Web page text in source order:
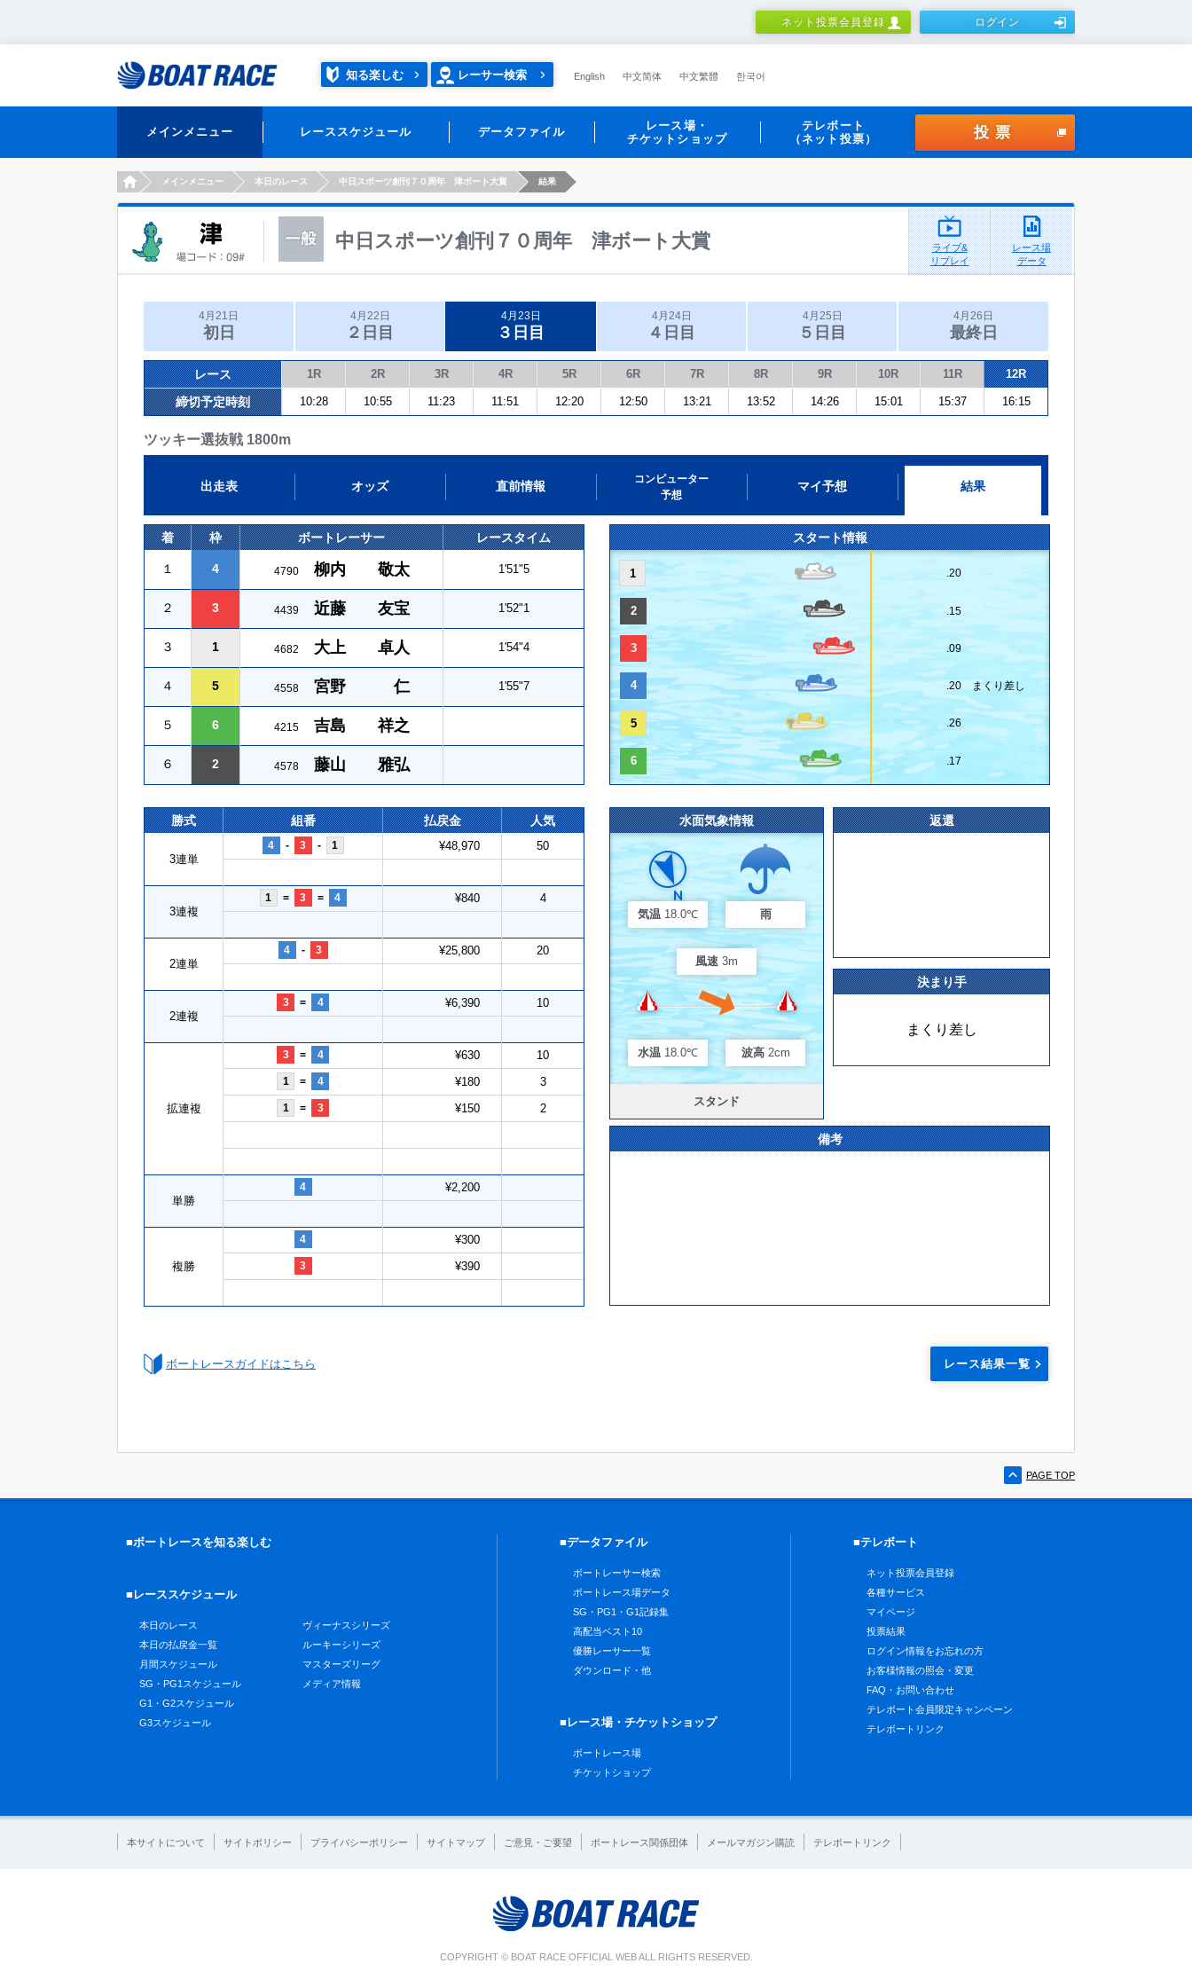
ネット投票会員登録 ログイン
知る楽しむ レーサー検索 English 中文简体 中文繁體 한국어
メインメニュー レーススケジュール データファイル
レース場・
チケットショップ
テレボート
（ネット投票）
投票
HOMEメインメニュー 本日のレース 中日スポーツ創刊７０周年 津ボート大賞 結果
中日スポーツ創刊７０周年 津ボート大賞
ライブ&
リプレイ
レース場
データ
4月21日
初日
4月22日
２日目
4月23日
３日目
4月24日
４日目
4月25日
５日目
4月26日
最終日
レース 1R 2R 3R 4R 5R 6R 7R 8R 9R 10R 11R 12R
締切予定時刻 10:28 10:55 11:23 11:51 12:20 12:50 13:21 13:52 14:26 15:01 15:37 16:15
ツッキー選抜戦 1800m
出走表 オッズ 直前情報
コンピューター
予想
マイ予想 結果
着 枠 ボートレーサー レースタイム
１ 4 4790 柳内 敬太 1'51"5
２ 3 4439 近藤 友宝 1'52"1
３ 1 4682 大上 卓人 1'54"4
４ 5 4558 宮野 仁 1'55"7
５ 6 4215 吉島 祥之
６ 2 4578 藤山 雅弘
スタート情報
1 .20
2 .15
3 .09
4 .20 まくり差し
5 .26
6 .17
勝式 組番 払戻金 人気
3連単
4 - 3 - 1 ¥48,970 50
3連複
1 = 3 = 4 ¥840 4
2連単
4 - 3 ¥25,800 20
2連複
3 = 4 ¥6,390 10
拡連複
3 = 4 ¥630 10
1 = 4 ¥180 3
1 = 3 ¥150 2
単勝
4 ¥2,200
複勝
4 ¥300
3 ¥390
水面気象情報
気温 18.0℃ 雨
風速 3m
水温 18.0℃ 波高 2cm
スタンド
返還
決まり手
まくり差し
備考
ボートレースガイドはこちら レース結果一覧
PAGE TOP
■ボートレースを知る楽しむ
■レーススケジュール
本日のレース
本日の払戻金一覧
月間スケジュール
SG・PG1スケジュール
G1・G2スケジュール
G3スケジュール
ヴィーナスシリーズ
ルーキーシリーズ
マスターズリーグ
メディア情報
■データファイル
ボートレーサー検索
ボートレース場データ
SG・PG1・G1記録集
高配当ベスト10
優勝レーサー一覧
ダウンロード・他
■レース場・チケットショップ
ボートレース場
チケットショップ
■テレボート
ネット投票会員登録
各種サービス
マイページ
投票結果
ログイン情報をお忘れの方
お客様情報の照会・変更
FAQ・お問い合わせ
テレボート会員限定キャンペーン
テレボートリンク
本サイトについて サイトポリシー プライバシーポリシー サイトマップ ご意見・ご要望 ボートレース関係団体 メールマガジン購読 テレボートリンク
COPYRIGHT © BOAT RACE OFFICIAL WEB ALL RIGHTS RESERVED.